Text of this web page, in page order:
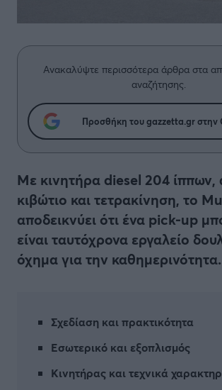
Ανακαλύψτε περισσότερα άρθρα στα
αναζήτησης.
Προσθήκη του gazzetta.gr στην
Με κινητήρα diesel 204 ίππων,
κιβώτιο και τετρακίνηση, το
αποδεικνύει ότι ένα pick-up
είναι ταυτόχρονα εργαλείο
όχημα για την καθημερινότητα.
Σχεδίαση και πρακτικότητα
Εσωτερικό και εξοπλισμός
Κινητήρας και τεχνικά